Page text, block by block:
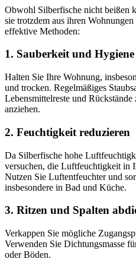
Obwohl Silberfische nicht beißen
sie trotzdem aus ihren
effektive Methoden:
1. Sauberkeit und Hygiene
Halten Sie Ihre Wohnung,
und trocken. Regelmäßiges
Lebensmittelreste und
anziehen.
2. Feuchtigkeit reduzieren
Da Silberfische hohe
versuchen, die Luftfeuchtigkeit in
Nutzen Sie Luftentfeuchter und
insbesondere in Bad und Küche.
3. Ritzen und Spalten
Verkappen Sie mögliche
Verwenden Sie Dichtungsmasse
oder Böden.